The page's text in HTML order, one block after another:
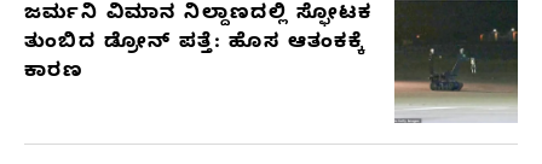
ಜರ್ಮನಿ ವಿಮಾನ ನಿಲ್ದಾಣದಲ್ಲಿ ಸ್ಫೋಟಕ
ತುಂಬಿದ ಡ್ರೋನ್ ಪತ್ತೆ: ಹೊಸ ಆತಂಕಕ್ಕೆ
ಕಾರಣ